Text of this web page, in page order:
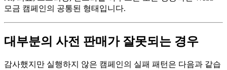
모금 캠페인의 공통된 형태입니다.
대부분의 사전 판매가 잘못되는 경우
감사했지만 실행하지 않은 캠페인의 실패 패턴은 다음과 같습